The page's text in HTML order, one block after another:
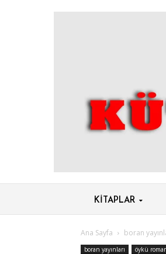
KITAPLAR
Ana Sayfa boran
boran yayınları öykü